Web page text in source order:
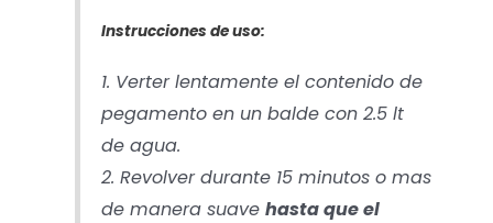
Instrucciones de uso:
1. Verter lentamente el contenido de
pegamento en un balde con 2.5 lt
de agua.
2. Revolver durante 15 minutos o mas
de manera suavehasta que el